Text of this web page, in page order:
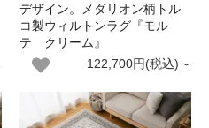
デザイン。メダリオン柄トル
コ製ウィルトンラグ『モル
テ クリーム』
122,700円(税込)～